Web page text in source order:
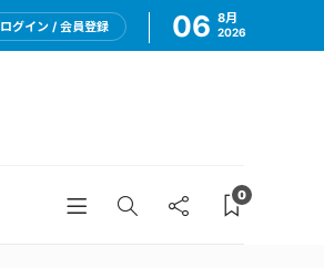
ログイン / 会員登録 06 8月
2026
0